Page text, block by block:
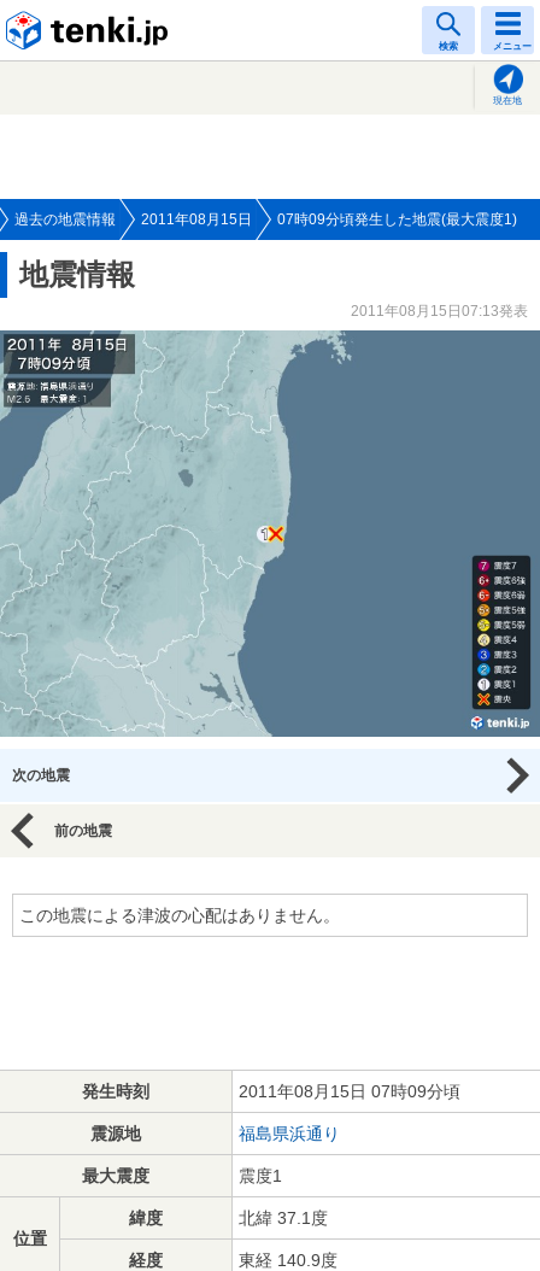
検索 メニュー
現在地
過去の地震情報 2011年08月15日 07時09分頃発生した地震(最大震度1)
地震情報
2011年08月15日07:13発表
次の地震
前の地震
この地震による津波の心配はありません。
発生時刻 2011年08月15日 07時09分頃
震源地 福島県浜通り
最大震度 震度1
位置
緯度 北緯 37.1度
経度 東経 140.9度